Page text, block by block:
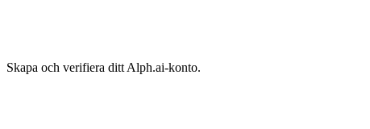
Skapa och verifiera ditt Alph.ai-konto.